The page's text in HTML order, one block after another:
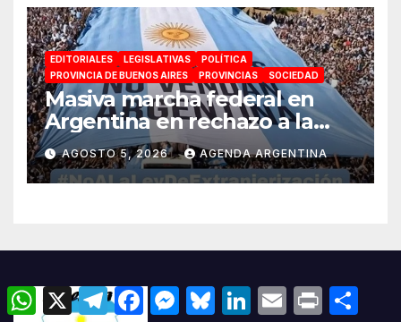
EDITORIALES LEGISLATIVAS
POLÍTICA
PROVINCIA DE BUENOS AIRES
PROVINCIAS SOCIEDAD
Masiva marcha federal en
Argentina en rechazo a la
reforma de la Ley de Tierras
impulsada por Milei: «La
soberanía no se negocia»
AGOSTO 5, 2026 AGENDA ARGENTINA
W
h
X
T
e
F
a
M
e
B
L
E
m
P